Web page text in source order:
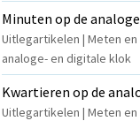
Minuten op de
Uitlegartikelen | Meten
analoge- en digitale klok
Kwartieren op de
Uitlegartikelen | Meten